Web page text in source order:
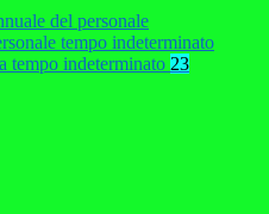
del personale
tempo indeterminato
tempo indeterminato 23